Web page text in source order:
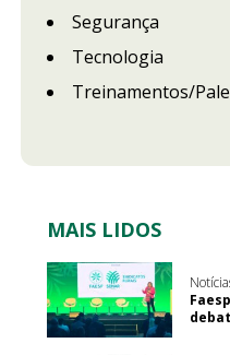
Segurança
Tecnologia
Treinamentos/
MAIS LIDOS